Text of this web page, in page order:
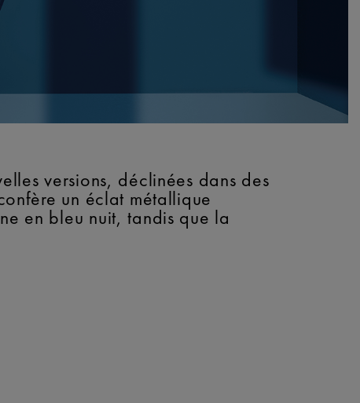
versions, déclinées dans des
un éclat métallique
en bleu nuit, tandis que la